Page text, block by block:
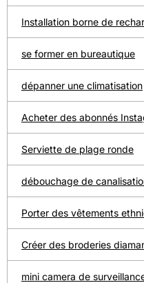
Installation borne de
se former en bureautique
dépanner une climatisation
Acheter des abonnés
Serviette de plage ronde
débouchage de
Porter des vêtements
Créer des broderies
mini camera de